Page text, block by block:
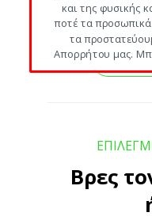
γηπέδου
Βρες
και της φυσικής
ποτέ τα προσωπικά
τα
Απορρήτου μας.